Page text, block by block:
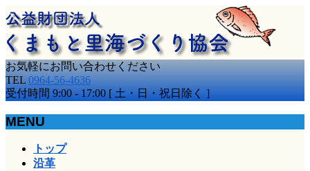
お気軽にお問い合わせください
TEL 0964-56-4636
受付時間 9:00 - 17:00 [ 土・日・祝日除く ]
MENU
トップ
沿革